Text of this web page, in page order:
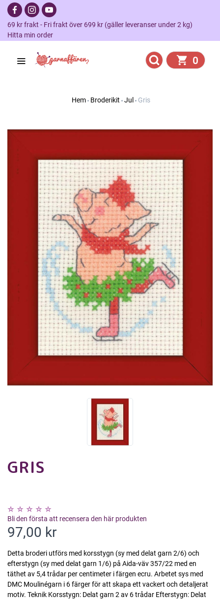
69 kr frakt - Fri frakt över 699 kr (gäller leveranser under 2 kg)
Hitta min order
0
Hem Broderikit Jul Gris
GRIS
Bli den första att recensera den här produkten
97,00 kr
Detta broderi utförs med korsstygn (sy med delat garn 2/6) och
efterstygn (sy med delat garn 1/6) på Aida-väv 357/22 med en
täthet av 5,4 trådar per centimeter i färgen ecru. Arbetet sys med
DMC Moulinégarn i 6 färger för att skapa ett vackert och detaljerat
motiv. Teknik Korsstygn: Delat garn 2 av 6 trådar Efterstygn: Delat